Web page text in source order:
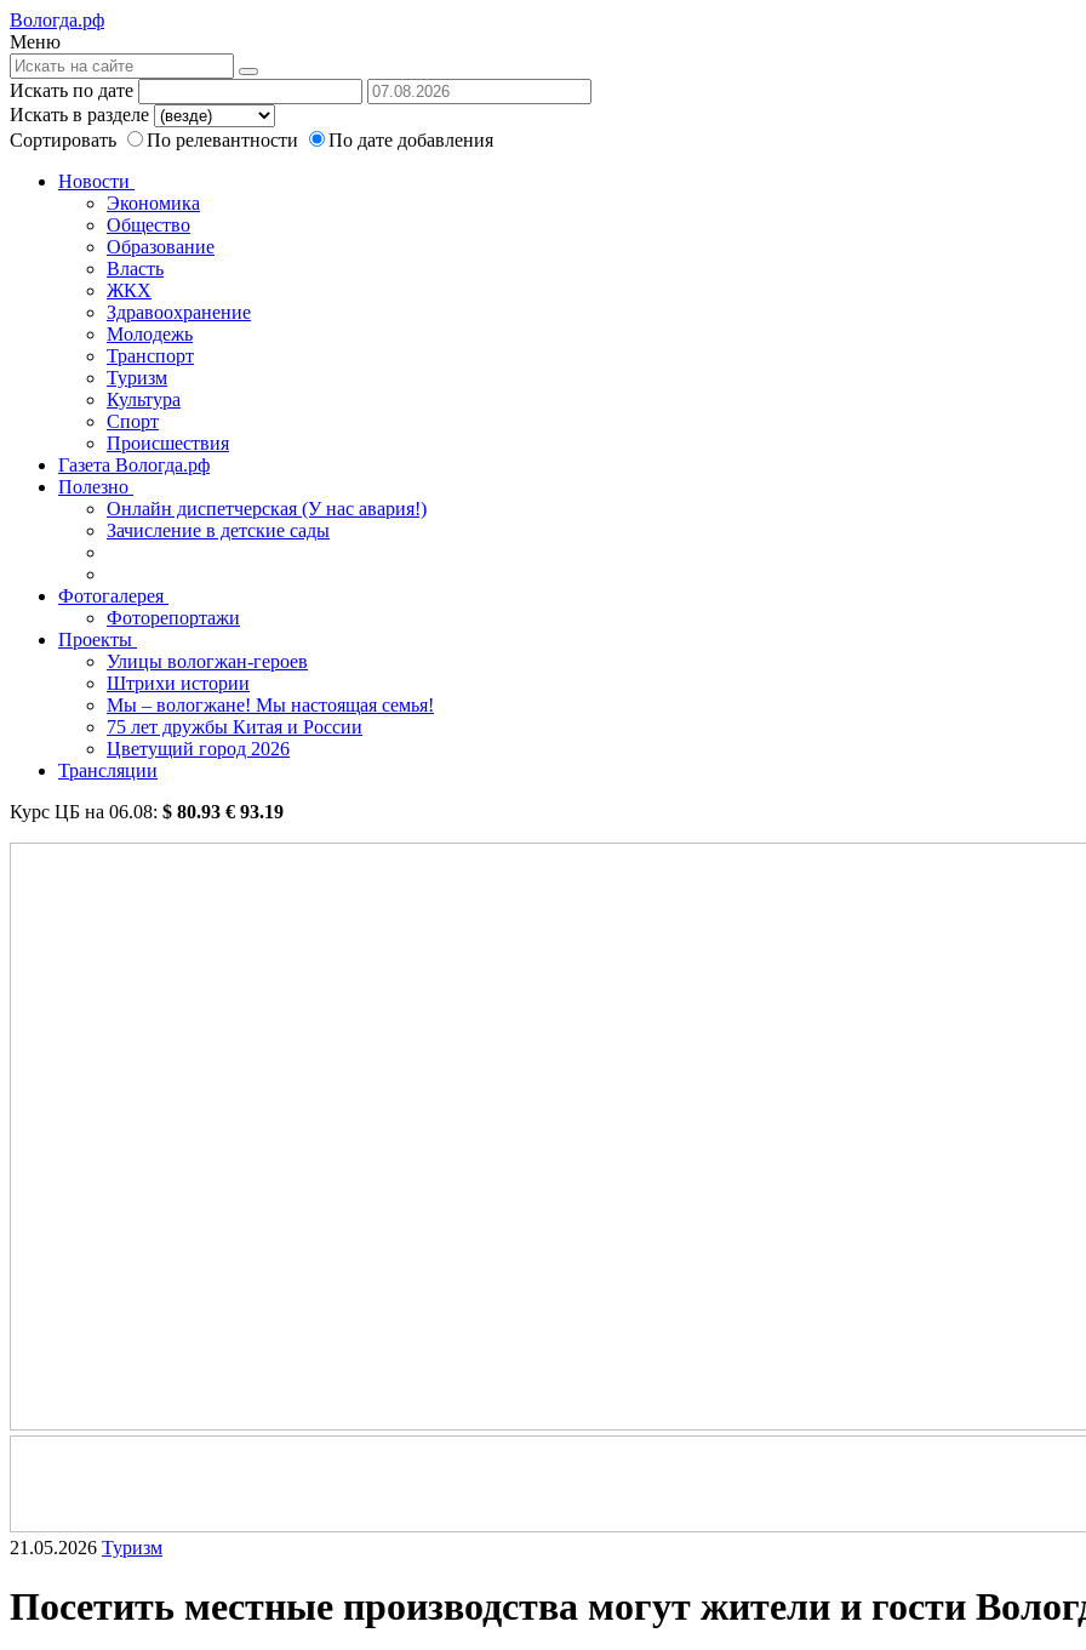
Вологда.рф
Меню
Искать по дате
Искать в разделе
Сортировать
По релевантности
По дате добавления
Новости
Экономика
Общество
Образование
Власть
ЖКХ
Здравоохранение
Молодежь
Транспорт
Туризм
Культура
Спорт
Происшествия
Газета Вологда.рф
Полезно
Онлайн диспетчерская (У нас авария!)
Зачисление в детские сады
Фотогалерея
Фоторепортажи
Проекты
Улицы вологжан-героев
Штрихи истории
Мы – вологжане! Мы настоящая семья!
75 лет дружбы Китая и России
Цветущий город 2026
Трансляции
Курс ЦБ на 06.08: $ 80.93 € 93.19
21.05.2026 Туризм
Посетить местные производства могут жители и гости